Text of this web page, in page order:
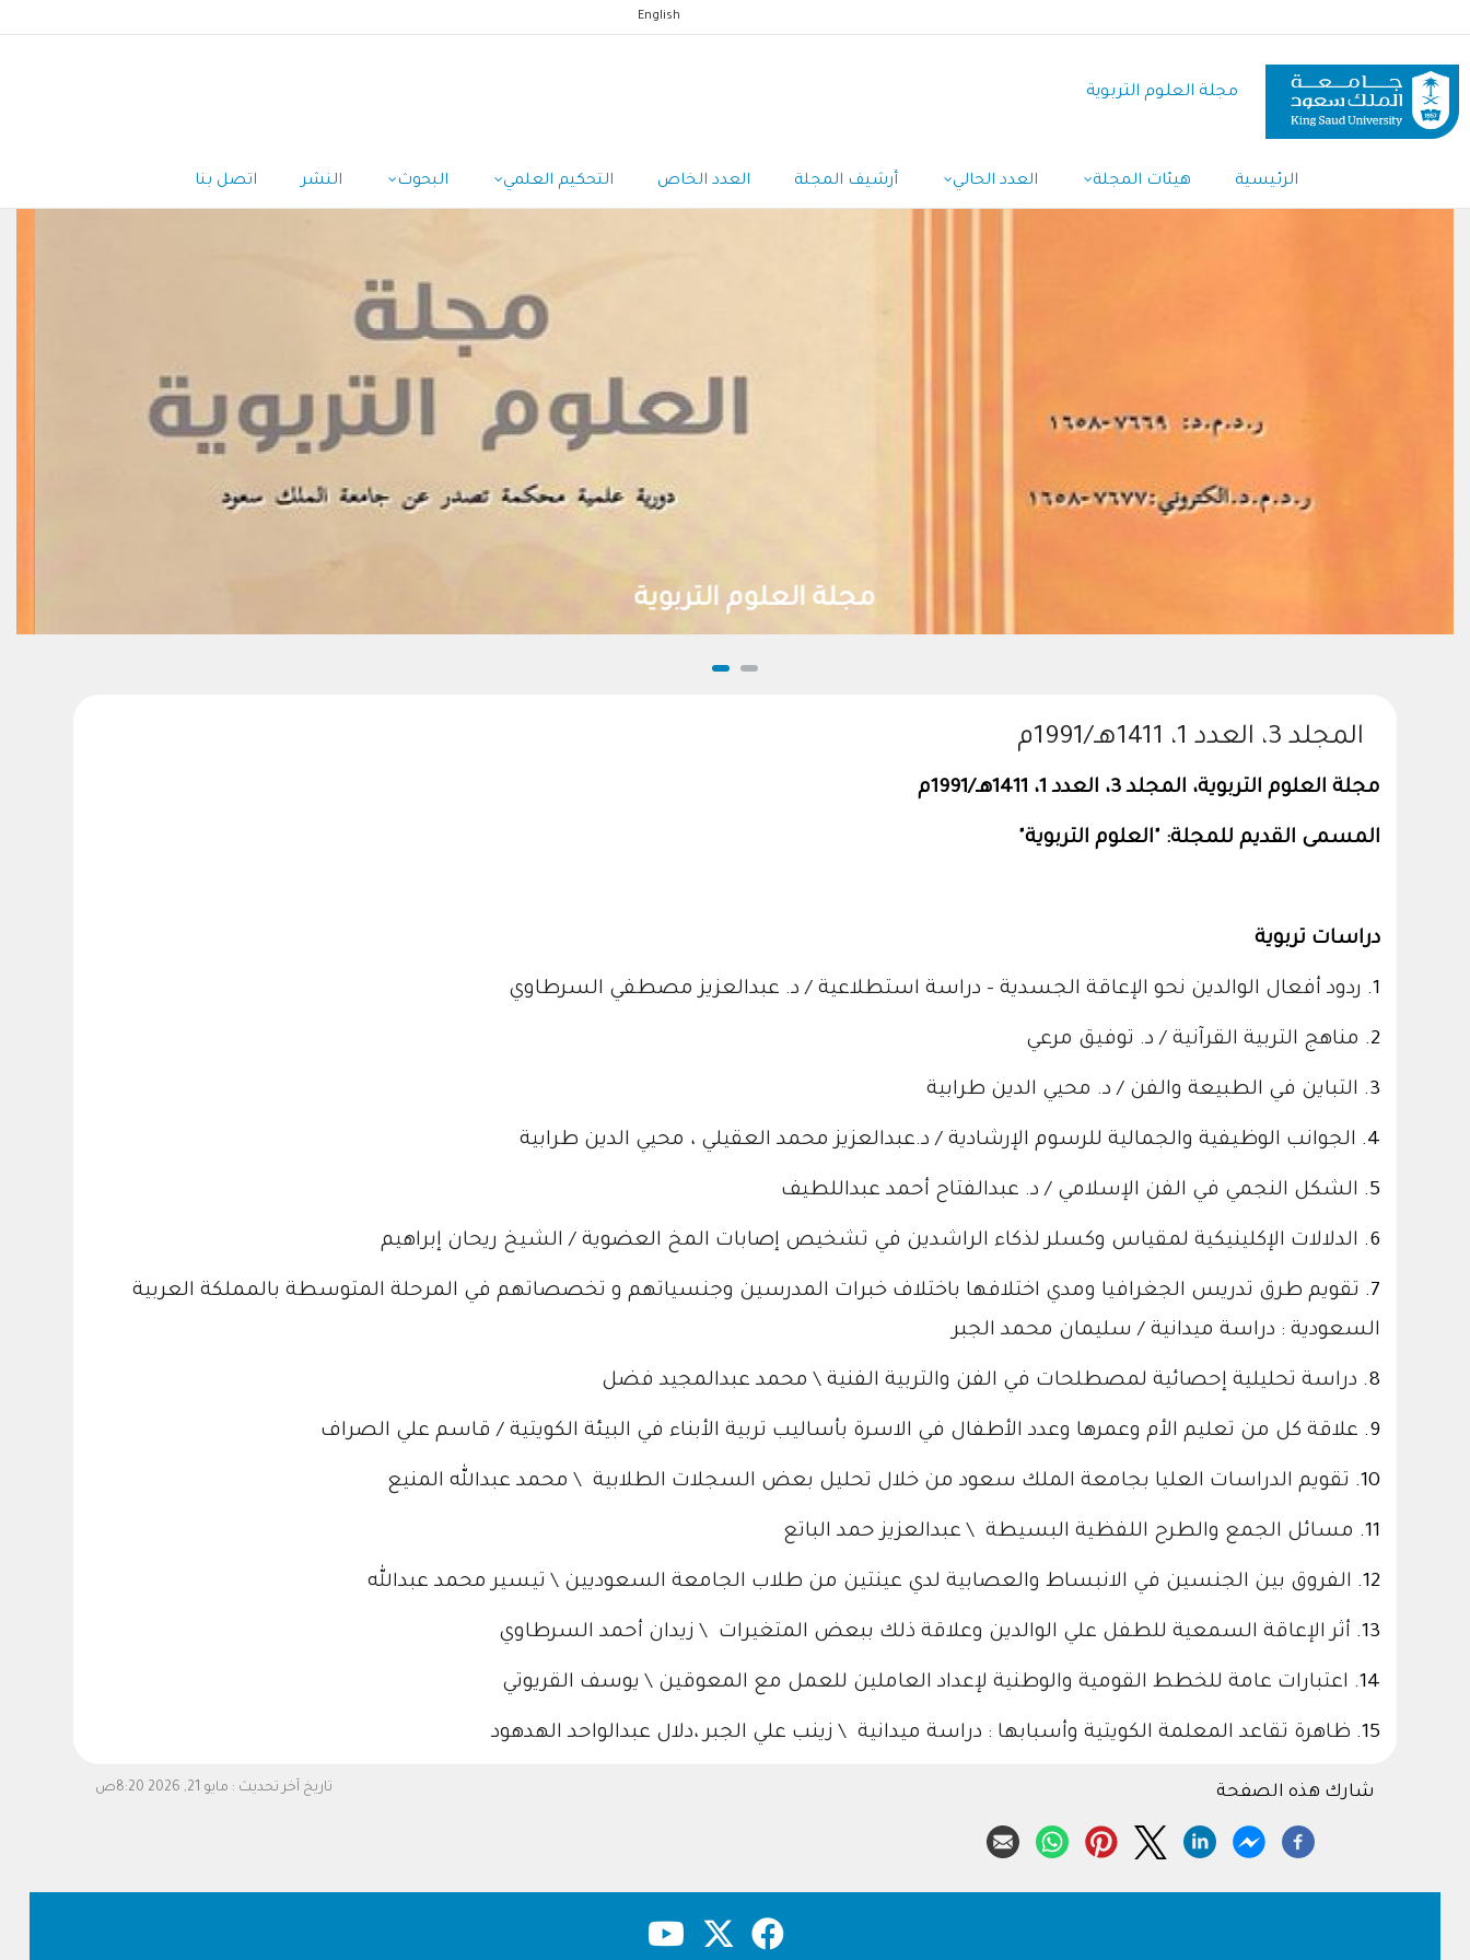
المحتوى
الرئيسي
English
مجلة العلوم التربوية
الرئيسية هيئات المجلة العدد الحالي أرشيف المجلة العدد الخاص التحكيم العلمي البحوث النشر اتصل بنا
مجلة العلوم التربوية
المجلد 3، العدد 1، 1411هـ/1991م
مجلة العلوم التربوية، المجلد 3، العدد 1، 1411هـ/1991م
المسمى القديم للمجلة: "العلوم التربوية"
دراسات تربوية
1. ردود أفعال الوالدين نحو الإعاقة الجسدية - دراسة استطلاعية / د. عبدالعزيز مصطفي السرطاوي
2. مناهج التربية القرآنية / د. توفيق مرعي
3. التباين في الطبيعة والفن / د. محيي الدين طرابية
4. الجوانب الوظيفية والجمالية للرسوم الإرشادية / د.عبدالعزيز محمد العقيلي ، محيي الدين طرابية
5. الشكل النجمي في الفن الإسلامي / د. عبدالفتاح أحمد عبداللطيف
6. الدلالات الإكلينيكية لمقياس وكسلر لذكاء الراشدين في تشخيص إصابات المخ العضوية / الشيخ ريحان إبراهيم
7.
تقويم طرق تدريس الجغرافيا ومدي اختلافها باختلاف خبرات المدرسين وجنسياتهم و تخصصاتهم في المرحلة المتوسطة بالمملكة العربية
السعودية : دراسة ميدانية / سليمان محمد الجبر
8. دراسة تحليلية إحصائية لمصطلحات في الفن والتربية الفنية \ محمد عبدالمجيد فضل
9. علاقة كل من تعليم الأم وعمرها وعدد الأطفال في الاسرة بأساليب تربية الأبناء في البيئة الكويتية / قاسم علي الصراف
10. تقويم الدراسات العليا بجامعة الملك سعود من خلال تحليل بعض السجلات الطلابية \ محمد عبدالله المنيع
11. مسائل الجمع والطرح اللفظية البسيطة \ عبدالعزيز حمد الباتع
12. الفروق بين الجنسين في الانبساط والعصابية لدي عينتين من طلاب الجامعة السعوديين \ تيسير محمد عبدالله
13. أثر الإعاقة السمعية للطفل علي الوالدين وعلاقة ذلك ببعض المتغيرات \ زيدان أحمد السرطاوي
14. اعتبارات عامة للخطط القومية والوطنية لإعداد العاملين للعمل مع المعوقين \ يوسف القريوتي
15. ظاهرة تقاعد المعلمة الكويتية وأسبابها : دراسة ميدانية \ زينب علي الجبر ،دلال عبدالواحد الهدهود
تاريخ آخر تحديث : مايو 21, 2026 8:20ص شارك هذه الصفحة